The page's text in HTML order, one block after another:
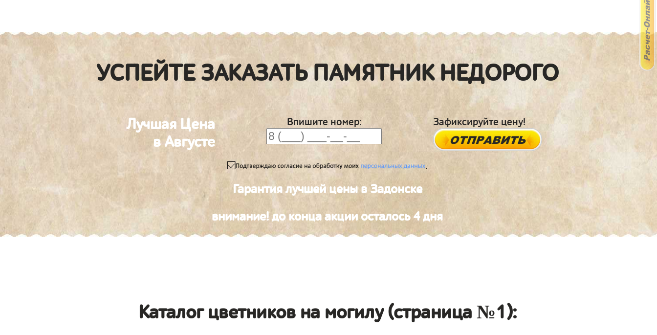
УСПЕЙТЕ ЗАКАЗАТЬ ПАМЯТНИК НЕДОРОГО
Лучшая Цена
в Августе
Впишите номер: Зафиксируйте цену!
.
Гарантия лучшей цены в Задонске
внимание! до конца акции осталось 4 дня
Каталог цветников на могилу (страница №1):